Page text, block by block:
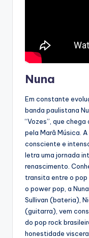
Nuna
Em constante
banda paulistana
“Vozes”, que
pela Marã Música.
consciente e
letra uma jornada
renascimento.
transita entre o
o power pop, a
Sullivan (bateria),
(guitarra), vem
do pop rock
honestidade